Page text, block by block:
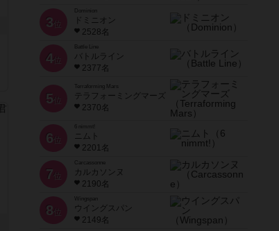
3 位
ドミニオン
2528名
4位
Battle Line
バトルライン
2377名
5 位
Terraforming Mars
テラフォーミングマーズ
2370名
6 位
ニムト
2201名
7 位
Carcassonne
カルカソンヌ
2190名
8 位
Wingspan
ウイングスパン
2149名